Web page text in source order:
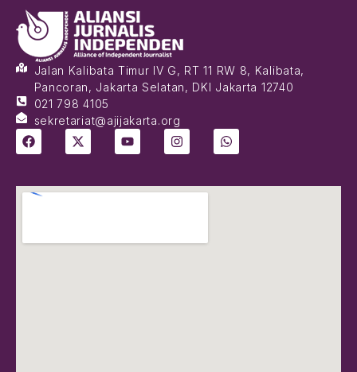
Jalan Kalibata Timur IV G, RT 11 RW 8, Kalibata,
Pancoran, Jakarta Selatan, DKI Jakarta 12740
021 798 4105
sekretariat@ajijakarta.org